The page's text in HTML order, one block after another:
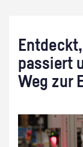
passiert
Weg zur